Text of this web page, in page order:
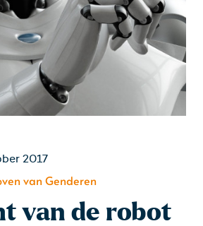
2017
van Genderen
van de robot